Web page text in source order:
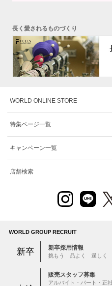
長く愛されるものづくり
WORLD ONLINE STORE
特集ページ一覧
キャンペーン一覧
店舗検索
WORLD GROUP RECRUIT
新卒 新卒採用情報
挑もう 品よく 逞しく
販売スタッフ募集
アルバイト・パート・正